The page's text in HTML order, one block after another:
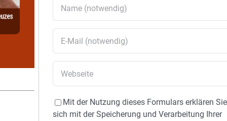
Mit der Nutzung dieses Formulars erklären Sie
sich mit der Speicherung und Verarbeitung Ihrer